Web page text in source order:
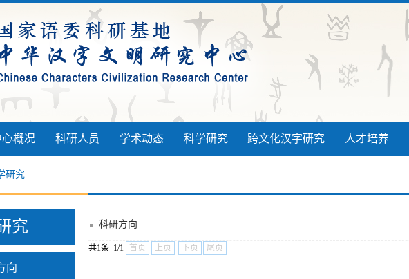
心概况 科研人员 学术动态 科学研究 跨文化汉字研究 人才培养
研究
究
向
科研方向
共1条 1/1 首页 上页 下页 尾页